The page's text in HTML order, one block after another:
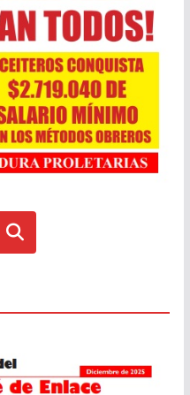
Buscar